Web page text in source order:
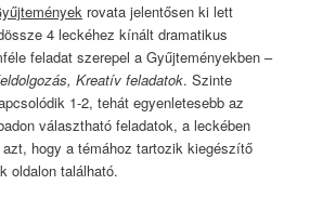
rovata jelentősen ki lett
4 leckéhez kínált dramatikus
feladat szerepel a Gyűjteményekben –
Kreatív feladatok. Szinte
1-2, tehát egyenletesebb az
választható feladatok, a leckében
hogy a témához tartozik kiegészítő
oldalon található.